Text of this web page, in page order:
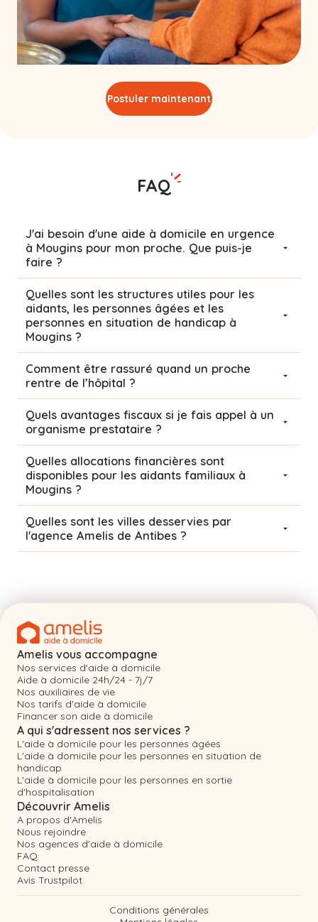
Postuler maintenant
FAQ
J'ai besoin d'une aide à domicile en urgence
à Mougins pour mon proche. Que puis-je
faire ?
Quelles sont les structures utiles pour les
aidants, les personnes âgées et les
personnes en situation de handicap à
Mougins ?
Comment être rassuré quand un proche
rentre de l’hôpital ?
Quels avantages fiscaux si je fais appel à un
organisme prestataire ?
Quelles allocations financières sont
disponibles pour les aidants familiaux à
Mougins ?
Quelles sont les villes desservies par
l'agence Amelis de Antibes ?
Amelis vous accompagne
Nos services d'aide à domicile
Aide à domicile 24h/24 - 7j/7
Nos auxiliaires de vie
Nos tarifs d'aide à domicile
Financer son aide à domicile
A qui s'adressent nos services ?
L'aide à domicile pour les personnes âgées
L'aide à domicile pour les personnes en situation de
handicap
L'aide à domicile pour les personnes en sortie
d'hospitalisation
Découvrir Amelis
A propos d'Amelis
Nous rejoindre
Nos agences d'aide à domicile
FAQ
Contact presse
Avis Trustpilot
Conditions générales